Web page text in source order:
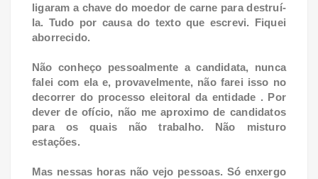
ligaram a chave do moedor de carne para destruí-
la. Tudo por causa do texto que escrevi. Fiquei
aborrecido.
Não conheço pessoalmente a candidata, nunca
falei com ela e, provavelmente, não farei isso no
decorrer do processo eleitoral da entidade . Por
dever de ofício, não me aproximo de candidatos
para os quais não trabalho. Não misturo
estações.
Mas nessas horas não vejo pessoas. Só enxergo